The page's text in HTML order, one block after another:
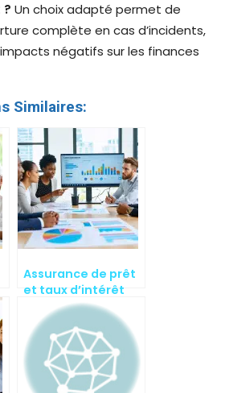
Un choix adapté permet de
complète en cas d’incidents,
négatifs sur les finances
Similaires:
Assurance de prêt
et taux d’intérêt